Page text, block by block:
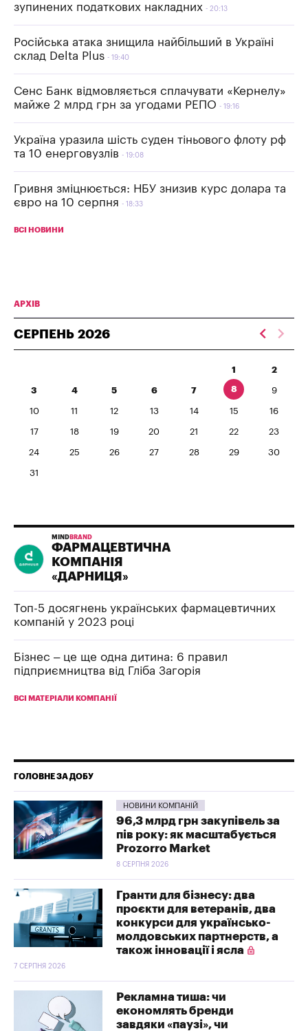
зупинених податкових накладних 20:13
Російська атака знищила найбільший в Україні
склад Delta Plus
19:40
Сенс Банк відмовляється сплачувати «Кернелу»
майже 2 млрд грн за угодами РЕПО
19:16
Україна уразила шість суден тіньового флоту рф
та 10 енерговузлів
19:08
Гривня зміцнюється: НБУ знизив курс долара та
євро на 10 серпня
18:33
ВСІ НОВИНИ
АРХІВ
СЕРПЕНЬ 2026
1 2
3 4 5 6 7 8 9
10 11 12 13 14 15 16
17 18 19 20 21 22 23
24 25 26 27 28 29 30
31
MIND BRAND
ФАРМАЦЕВТИЧНА
КОМПАНІЯ
«ДАРНИЦЯ»
Топ-5 досягнень українських фармацевтичних
компаній у 2023 році
Бізнес – це ще одна дитина: 6 правил
підприємництва від Гліба Загорія
ВСІ МАТЕРІАЛИ КОМПАНІЇ
ГОЛОВНЕ ЗА ДОБУ
НОВИНИ КОМПАНІЙ
96,3 млрд грн закупівель за
пів року: як масштабується
Prozorro Market
8 СЕРПНЯ 2026
Гранти для бізнесу: два
проєкти для ветеранів, два
конкурси для українсько-
молдовських партнерств, а
також інновації і ясла
7 СЕРПНЯ 2026
Рекламна тиша: чи
економлять бренди
завдяки «паузі», чи